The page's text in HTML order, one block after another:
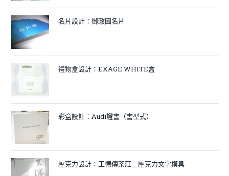
名片設計：御政園名片
禮物盒設計：EXAGE WHITE盒
彩盒設計：Audi證書（書型式）
壓克力設計：王德傳茶莊＿壓克力文字模具